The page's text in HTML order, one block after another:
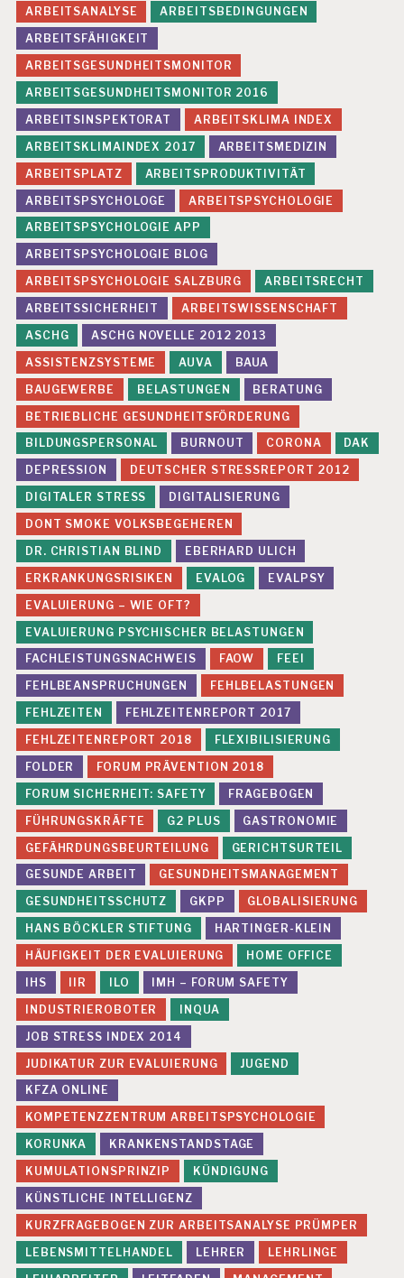
ARBEITSANALYSE
ARBEITSBEDINGUNGEN
ARBEITSFÄHIGKEIT
ARBEITSGESUNDHEITSMONITOR
ARBEITSGESUNDHEITSMONITOR 2016
ARBEITSINSPEKTORAT
ARBEITSKLIMA INDEX
ARBEITSKLIMAINDEX 2017
ARBEITSMEDIZIN
ARBEITSPLATZ
ARBEITSPRODUKTIVITÄT
ARBEITSPSYCHOLOGE
ARBEITSPSYCHOLOGIE
ARBEITSPSYCHOLOGIE APP
ARBEITSPSYCHOLOGIE BLOG
ARBEITSPSYCHOLOGIE SALZBURG
ARBEITSRECHT
ARBEITSSICHERHEIT
ARBEITSWISSENSCHAFT
ASCHG
ASCHG NOVELLE 2012 2013
ASSISTENZSYSTEME
AUVA
BAUA
BAUGEWERBE
BELASTUNGEN
BERATUNG
BETRIEBLICHE GESUNDHEITSFÖRDERUNG
BILDUNGSPERSONAL
BURNOUT CORONA
DAK
DEPRESSION
DEUTSCHER STRESSREPORT 2012
DIGITALER STRESS
DIGITALISIERUNG
DONT SMOKE VOLKSBEGEHEREN
DR. CHRISTIAN BLIND
EBERHARD ULICH
ERKRANKUNGSRISIKEN
EVALOG
EVALPSY
EVALUIERUNG – WIE OFT?
EVALUIERUNG PSYCHISCHER BELASTUNGEN
FACHLEISTUNGSNACHWEIS
FAOW
FEEI
FEHLBEANSPRUCHUNGEN
FEHLBELASTUNGEN
FEHLZEITEN
FEHLZEITENREPORT 2017
FEHLZEITENREPORT 2018
FLEXIBILISIERUNG
FOLDER
FORUM PRÄVENTION 2018
FORUM SICHERHEIT: SAFETY
FRAGEBOGEN
FÜHRUNGSKRÄFTE
G2 PLUS
GASTRONOMIE
GEFÄHRDUNGSBEURTEILUNG
GERICHTSURTEIL
GESUNDE ARBEIT
GESUNDHEITSMANAGEMENT
GESUNDHEITSSCHUTZ
GKPP
GLOBALISIERUNG
HANS BÖCKLER STIFTUNG
HARTINGER-KLEIN
HÄUFIGKEIT DER EVALUIERUNG
HOME OFFICE
IHS
IIR ILO
IMH – FORUM SAFETY
INDUSTRIEROBOTER
INQUA
JOB STRESS INDEX 2014
JUDIKATUR ZUR EVALUIERUNG
JUGEND
KFZA ONLINE
KOMPETENZZENTRUM ARBEITSPSYCHOLOGIE
KORUNKA
KRANKENSTANDSTAGE
KUMULATIONSPRINZIP
KÜNDIGUNG
KÜNSTLICHE INTELLIGENZ
KURZFRAGEBOGEN ZUR ARBEITSANALYSE PRÜMPER
LEBENSMITTELHANDEL
LEHRER
LEHRLINGE